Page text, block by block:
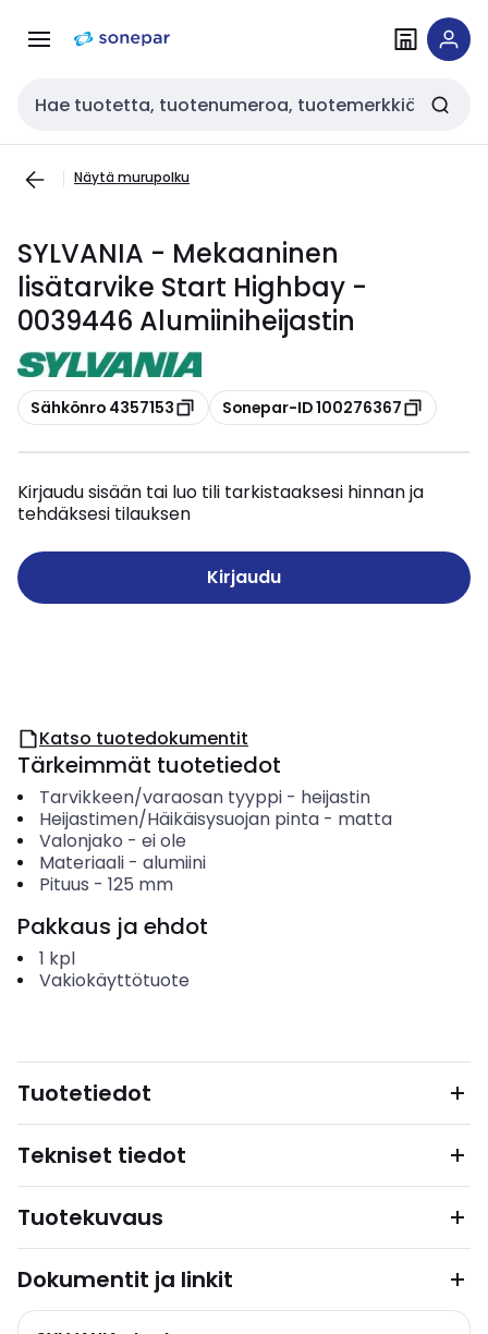
navigointiinsisältöön
Haku
Näytä murupolku
SYLVANIA - Mekaaninen
lisätarvike Start Highbay -
0039446 Alumiiniheijastin
Kopioi
Sähkönro 4357153 Kopioi
Sonepar-ID 100276367
Kirjaudu sisään tai luo tili tarkistaaksesi hinnan ja
tehdäksesi tilauksen
Kirjaudu
Katso tuotedokumentit
Tärkeimmät tuotetiedot
Tarvikkeen/varaosan tyyppi- heijastin
Heijastimen/Häikäisysuojan pinta- matta
Valonjako - ei ole
Materiaali- alumiini
Pituus - 125 mm
Pakkaus ja ehdot
1 kpl
Vakiokäyttötuote
Tuotetiedot
Tekniset tiedot
Tuotekuvaus
Dokumentit ja linkit